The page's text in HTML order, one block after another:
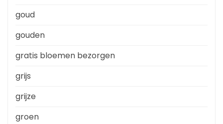
goud
gouden
gratis bloemen bezorgen
grijs
grijze
groen